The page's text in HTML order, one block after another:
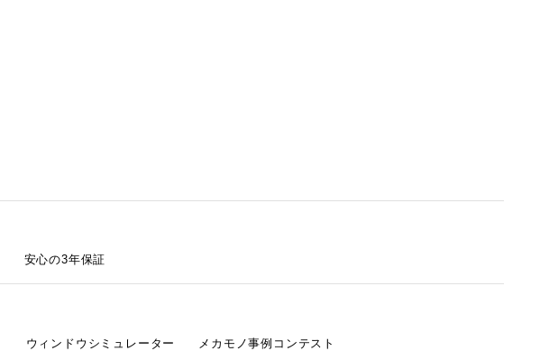
安心の3年保証
ウィンドウシミュレーター
メカモノ事例コンテスト